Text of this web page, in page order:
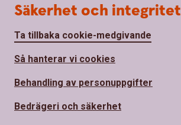
Säkerhet och integritet
Ta tillbaka cookie-medgivande
Så hanterar vi cookies
Behandling av personuppgifter
Bedrägeri och säkerhet